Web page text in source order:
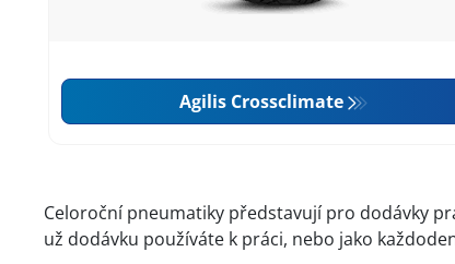
Agilis Crossclimate
Celoroční pneumatiky představují pro dodávky
už dodávku používáte k práci, nebo jako